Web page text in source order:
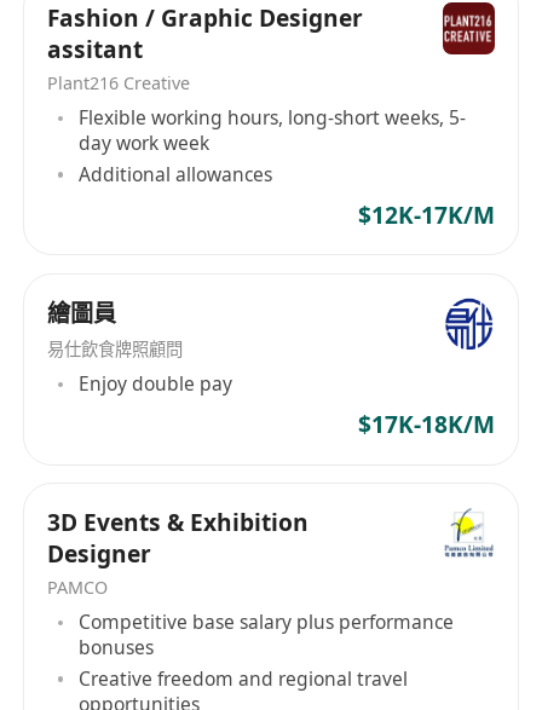
Fashion / Graphic Designer
assitant
Plant216 Creative
Flexible working hours, long-short weeks, 5-
day work week
Additional allowances
$12K-17K/M
繪圖員
易仕飲食牌照顧問
Enjoy double pay
$17K-18K/M
3D Events & Exhibition
Designer
PAMCO
Competitive base salary plus performance
bonuses
Creative freedom and regional travel
opportunities